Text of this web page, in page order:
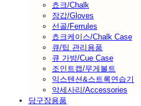
쵸크/Chalk
장갑/Gloves
선골/Ferrules
쵸크케이스/Chalk Case
큐/팁 관리용품
큐 가방/Cue Case
조인트캡/무게볼트
익스텐션&스트록연습기
악세사리/Accessories
당구장용품